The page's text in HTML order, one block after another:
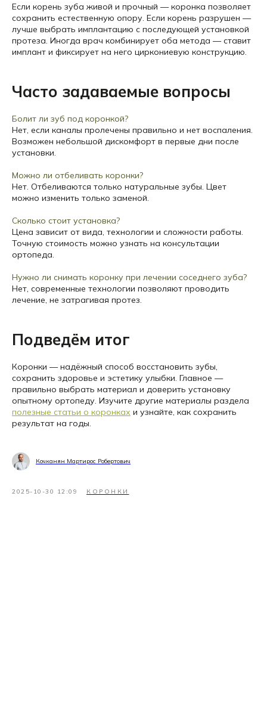
Если корень зуба живой и прочный — коронка позволяет
сохранить естественную опору. Если корень разрушен —
лучше выбрать имплантацию с последующей установкой
протеза. Иногда врач комбинирует оба метода — ставит
имплант и фиксирует на него циркониевую конструкцию.
Часто задаваемые вопросы
Болит ли зуб под коронкой?
Нет, если каналы пролечены правильно и нет воспаления.
Возможен небольшой дискомфорт в первые дни после
установки.
Можно ли отбеливать коронки?
Нет. Отбеливаются только натуральные зубы. Цвет
можно изменить только заменой.
Сколько стоит установка?
Цена зависит от вида, технологии и сложности работы.
Точную стоимость можно узнать на консультации
ортопеда.
Нужно ли снимать коронку при лечении соседнего зуба?
Нет, современные технологии позволяют проводить
лечение, не затрагивая протез.
Подведём итог
Коронки — надёжный способ восстановить зубы,
сохранить здоровье и эстетику улыбки. Главное —
правильно выбрать материал и доверить установку
опытному ортопеду. Изучите другие материалы раздела
полезные статьи о коронках и узнайте, как сохранить
результат на годы.
Кочканян Мартирос Робертович
2025-10-30 12:09 КОРОНКИ